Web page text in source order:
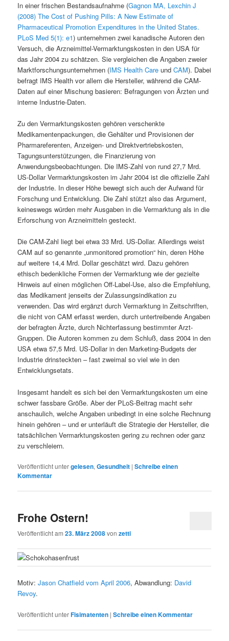
In einer frischen Bestandsaufnahme (Gagnon MA, Lexchin J
(2008) The Cost of Pushing Pills: A New Estimate of
Pharmaceutical Promotion Expenditures in the United States.
PLoS Med 5(1): e1) unternehmen zwei kanadische Autoren den
Versuch, die Arzneimittel-Vermarktungskosten in den USA für
das Jahr 2004 zu schätzen. Sie vergleichen die Angaben zweier
Marktforschungsunternehmen (IMS Health Care undCAM). Dabei
befragt IMS Health vor allem die Hersteller, während die CAM-
Daten auf einer Mischung basieren: Befragungen von Ärzten und
interne Industrie-Daten.
Zu den Vermarktungskosten gehören verschenkte
Medikamentenpackungen, die Gehälter und Provisionen der
Pharmareferenten, Anzeigen- und Direktvertriebskosten,
Tagungsunterstützungen, die Finanzierung von
Anwendungsbeobachtungen. Die IMS-Zahl von rund 27,7 Mrd.
US-Dollar Vermarktungskosten im Jahr 2004 ist die offizielle Zahl
der Industrie. In dieser Höhe bewegt sich auch der Aufwand für
Forschung und Entwicklung. Die Zahl stützt also das Argument,
keineswegs würden mehr Ausgaben in die Vermarktung als in die
Erforschung von Arzneimitteln gesteckt.
Die CAM-Zahl liegt bei etwa 33 Mrd. US-Dollar. Allerdings weist
CAM auf so genannte „unmonitored promotion“ hin, deren Höhe
auf weitere 14,4 Mrd. Dollar geschätzt wird. Dazu gehören
ethisch bedenkliche Formen der Vermarktung wie der gezielte
Hinweis auf einen möglichen Off-Label-Use, also die Empfehlung,
das Medikament jenseits der Zulassungsindikation zu
verwenden. Das wird ergänzt durch Vermarktung in Zeitschriften,
die nicht von CAM erfasst werden, durch untertreibende Angaben
der befragten Ärzte, durch Nichterfassung bestimmter Arzt-
Gruppen. Die Autoren kommen zu dem Schluß, dass 2004 in den
USA etwa 57,5 Mrd. US-Dollar in den Marketing-Budgets der
Industrie drinsteckten – fast zweimal so viel wie in den
Entwicklungsetats.
Insgesamt handelt es sich bei den Vermarktungskosten um eine
schwer fassbare Größe. Aber der PLoS-Beitrag macht sehr
anschaulich, welche Angaben unbedingt in eine solche Rechnung
hinein gehören – und er unterläuft die Strategie der Hersteller, die
tatsächlichen Vermarktungskosten gering zu rechnen oder ganz
zu verschleiern.
Veröffentlicht untergelesen,Gesundheit |Schreibe einen
Kommentar
Frohe Ostern!
Veröffentlicht am23. März 2008vonzetti
Motiv:Jason Chatfield vom April 2006, Abwandlung: David
Revoy.
Veröffentlicht unterFisimatenten |Schreibe einen Kommentar